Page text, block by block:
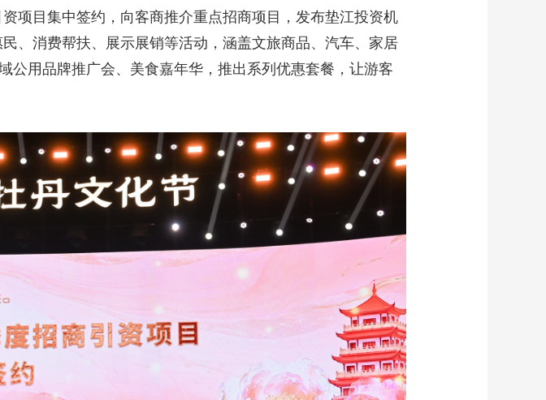
项目集中签约，向客商推介重点招商项目，发布垫江投资机
、消费帮扶、展示展销等活动，涵盖文旅商品、汽车、家居
公用品牌推广会、美食嘉年华，推出系列优惠套餐，让游客